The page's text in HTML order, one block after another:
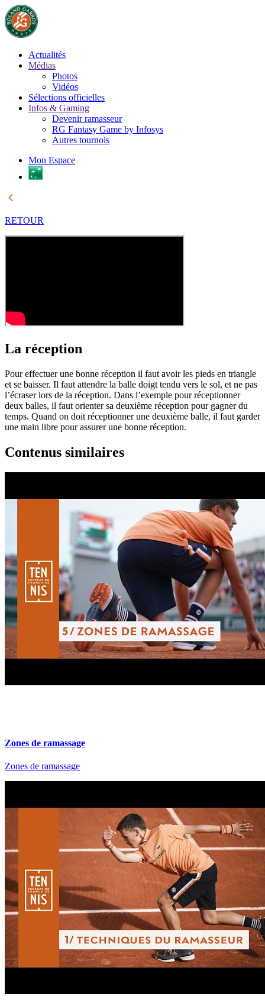
Actualités
Médias
Photos
Vidéos
Sélections officielles
Infos & Gaming
Devenir ramasseur
RG Fantasy Game by Infosys
Autres tournois
Mon Espace
RETOUR
La réception
Pour effectuer une bonne réception il faut avoir les pieds en triangle
et se baisser. Il faut attendre la balle doigt tendu vers le sol, et ne pas
l’écraser lors de la réception. Dans l’exemple pour réceptionner
deux balles, il faut orienter sa deuxième réception pour gagner du
temps. Quand on doit réceptionner une deuxième balle, il faut garder
une main libre pour assurer une bonne réception.
Contenus similaires
Zones de ramassage
Zones de ramassage